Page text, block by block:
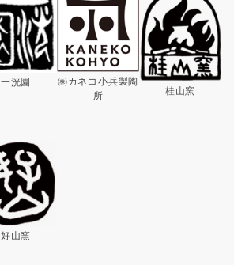
一洸園
㈱カネコ小兵製陶
所
桂山窯
好山窯